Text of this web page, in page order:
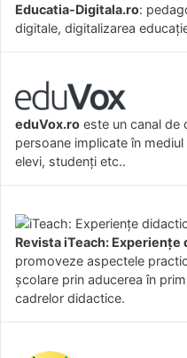
Educatia-Digitala.ro:
digitale, digitalizarea
eduVox.ro este un canal de
persoane implicate în
elevi, studenți etc..
Revista iTeach: Experienţe
promoveze aspectele
şcolare prin aducerea în
cadrelor didactice.